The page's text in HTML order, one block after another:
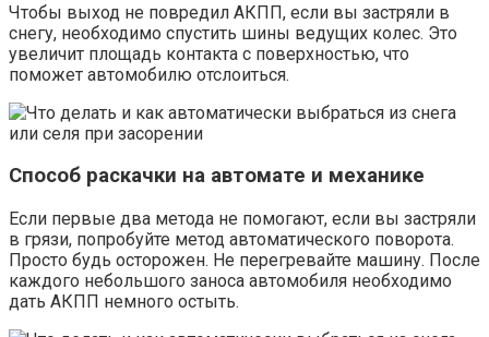
Чтобы выход не повредил АКПП, если вы застряли в
снегу, необходимо спустить шины ведущих колес. Это
увеличит площадь контакта с поверхностью, что
поможет автомобилю отслоиться.
Способ раскачки на автомате и механике
Если первые два метода не помогают, если вы застряли
в грязи, попробуйте метод автоматического поворота.
Просто будь осторожен. Не перегревайте машину. После
каждого небольшого заноса автомобиля необходимо
дать АКПП немного остыть.